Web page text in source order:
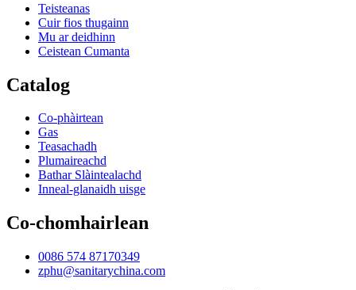
Teisteanas
Cuir fios thugainn
Mu ar deidhinn
Ceistean Cumanta
Catalog
Co-phàirtean
Gas
Teasachadh
Plumaireachd
Bathar Slàintealachd
Inneal-glanaidh uisge
Co-chomhairlean
0086 574 87170349
zphu@sanitarychina.com